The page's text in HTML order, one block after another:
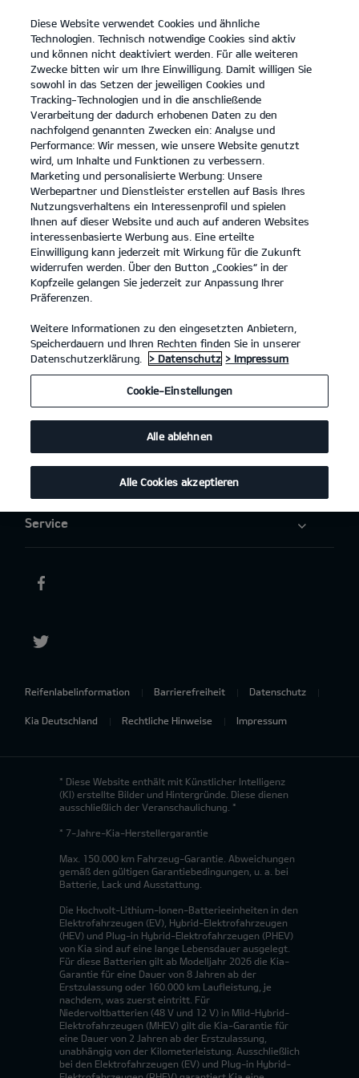
open
menu
KONTAKT
PROBEFAHRT
Modelle
Business
Angebote
Elektromobilität
Aktuelles
Service
Reifenlabelinformation Barrierefreiheit Datenschutz
Kia Deutschland Rechtliche Hinweise Impressum
* Diese Website enthält mit Künstlicher Intelligenz
(KI) erstellte Bilder und Hintergründe. Diese dienen
ausschließlich der Veranschaulichung. *
* 7-Jahre-Kia-Herstellergarantie
Max. 150.000 km Fahrzeug-Garantie. Abweichungen
gemäß den gültigen Garantiebedingungen, u. a. bei
Batterie, Lack und Ausstattung.
Die Hochvolt-Lithium-Ionen-Batterieeinheiten in den
Elektrofahrzeugen (EV), Hybrid-Elektrofahrzeugen
(HEV) und Plug-in Hybrid-Elektrofahrzeugen (PHEV)
von Kia sind auf eine lange Lebensdauer ausgelegt.
Für diese Batterien gilt ab Modelljahr 2026 die Kia-
Garantie für eine Dauer von 8 Jahren ab der
Erstzulassung oder 160.000 km Laufleistung, je
nachdem, was zuerst eintritt. Für
Niedervoltbatterien (48 V und 12 V) in Mild-Hybrid-
Elektrofahrzeugen (MHEV) gilt die Kia-Garantie für
eine Dauer von 2 Jahren ab der Erstzulassung,
unabhängig von der Kilometerleistung. Ausschließlich
bei den Elektrofahrzeugen (EV) und Plug-in Hybrid-
Diese Website verwendet Cookies und ähnliche
Technologien. Technisch notwendige Cookies sind aktiv
und können nicht deaktiviert werden. Für alle weiteren
Zwecke bitten wir um Ihre Einwilligung. Damit willigen Sie
sowohl in das Setzen der jeweiligen Cookies und
Tracking-Technologien und in die anschließende
Verarbeitung der dadurch erhobenen Daten zu den
nachfolgend genannten Zwecken ein: Analyse und
Performance: Wir messen, wie unsere Website genutzt
wird, um Inhalte und Funktionen zu verbessern.
Marketing und personalisierte Werbung: Unsere
Werbepartner und Dienstleister erstellen auf Basis Ihres
Nutzungsverhaltens ein Interessenprofil und spielen
Ihnen auf dieser Website und auch auf anderen Websites
interessenbasierte Werbung aus. Eine erteilte
Einwilligung kann jederzeit mit Wirkung für die Zukunft
widerrufen werden. Über den Button „Cookies“ in der
Kopfzeile gelangen Sie jederzeit zur Anpassung Ihrer
Präferenzen.
Weitere Informationen zu den eingesetzten Anbietern,
Speicherdauern und Ihren Rechten finden Sie in unserer
Datenschutzerklärung.
> Datenschutz > Impressum
Cookie-Einstellungen
Alle ablehnen
Alle Cookies akzeptieren